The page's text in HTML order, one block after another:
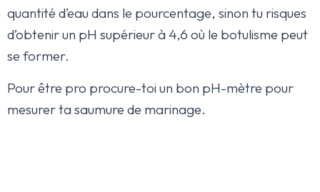
quantité d’eau dans le pourcentage, sinon tu risques
d’obtenir un pH supérieur à 4,6 où le botulisme peut
se former.
Pour être pro procure-toi un bon pH-mètre pour
mesurer ta saumure de marinage.